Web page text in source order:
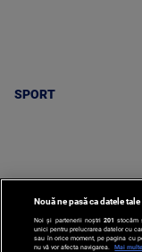
SPORT
SPORT
Nouă ne pasă ca datele
Noi și partenerii noștri 201 stocăm
unici pentru prelucrarea datelor cu
sau în orice moment, pe pagina cu
nu vă vor afecta navigarea.
Mai